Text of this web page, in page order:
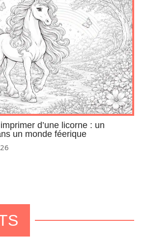
d’une licorne : un
un monde féerique